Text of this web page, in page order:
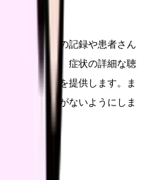
必要な情報の記録や患者さん
インの確認、症状の詳細な聴
なサポートを提供します。ま
録し、漏れがないようにしま